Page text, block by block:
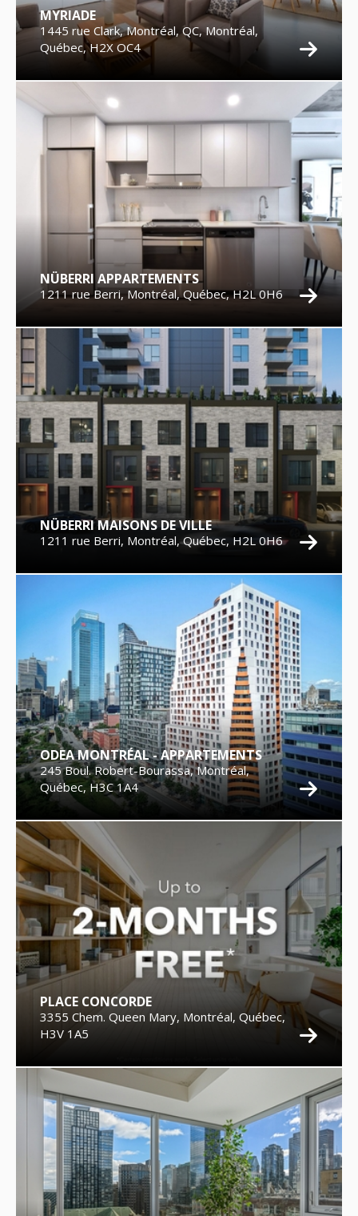
MYRIADE
1445 rue Clark, Montréal, QC, Montréal,
Québec, H2X OC4
NÜBERRI APPARTEMENTS
1211 rue Berri, Montréal, Québec, H2L 0H6
NÜBERRI MAISONS DE VILLE
1211 rue Berri, Montréal, Québec, H2L 0H6
ODEA MONTRÉAL - APPARTEMENTS
245 Boul. Robert-Bourassa, Montréal,
Québec, H3C 1A4
PLACE CONCORDE
3355 Chem. Queen Mary, Montréal, Québec,
H3V 1A5